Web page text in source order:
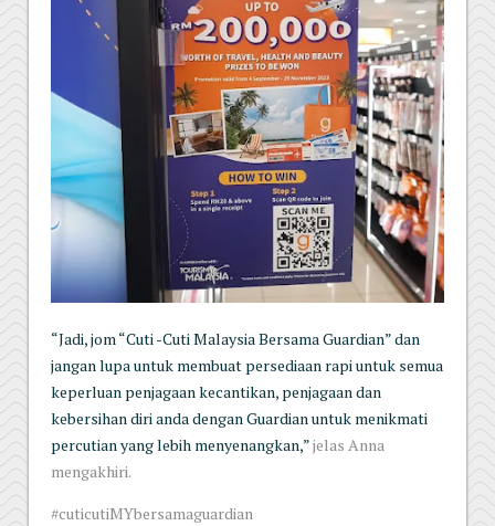
“Jadi, jom “Cuti -Cuti Malaysia Bersama Guardian” dan
jangan lupa untuk membuat persediaan rapi untuk semua
keperluan penjagaan kecantikan, penjagaan dan
kebersihan diri anda dengan Guardian untuk menikmati
percutian yang lebih menyenangkan,”jelas Anna
mengakhiri.
#cuticutiMYbersamaguardian